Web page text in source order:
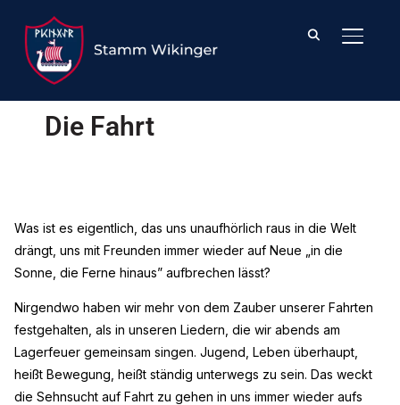
Die Fahrt
Was ist es eigentlich, das uns unaufhörlich raus in die Welt
drängt, uns mit Freunden immer wieder auf Neue „in die
Sonne, die Ferne hinaus” aufbrechen lässt?
Nirgendwo haben wir mehr von dem Zauber unserer Fahrten
festgehalten, als in unseren Liedern, die wir abends am
Lagerfeuer gemeinsam singen. Jugend, Leben überhaupt,
heißt Bewegung, heißt ständig unterwegs zu sein. Das weckt
die Sehnsucht auf Fahrt zu gehen in uns immer wieder aufs